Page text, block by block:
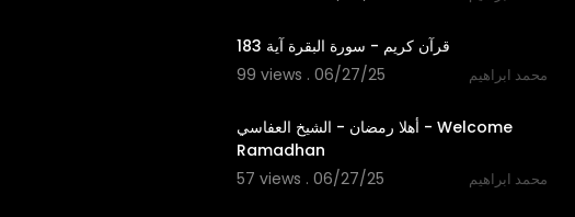
قرآن كريم - سورة البقرة آية 183
99 views . 06/27/25
محمد ابراهيم
أهلا رمضان - الشيخ العفاسي - Welcome
Ramadhan
57 views . 06/27/25
محمد ابراهيم